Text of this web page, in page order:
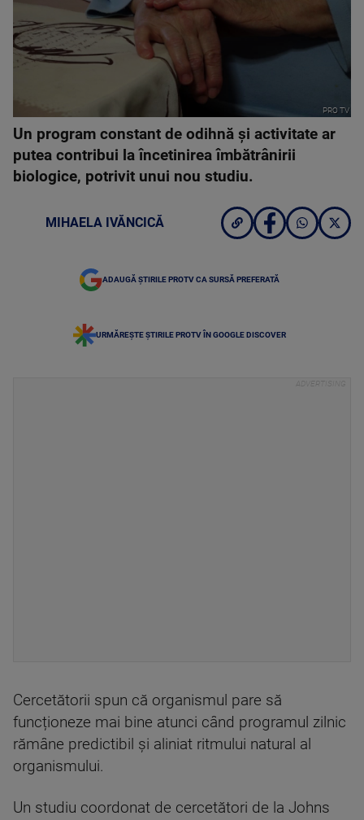
PRO TV
Un program constant de odihnă și activitate ar
putea contribui la încetinirea îmbătrânirii
biologice, potrivit unui nou studiu.
MIHAELA IVĂNCICĂ
ADAUGĂ ȘTIRILE PROTV CA SURSĂ PREFERATĂ
URMĂREȘTE ȘTIRILE PROTV ÎN GOOGLE DISCOVER
Cercetătorii spun că organismul pare să
funcționeze mai bine atunci când programul zilnic
rămâne predictibil și aliniat ritmului natural al
organismului.
Un studiu coordonat de cercetători de la Johns